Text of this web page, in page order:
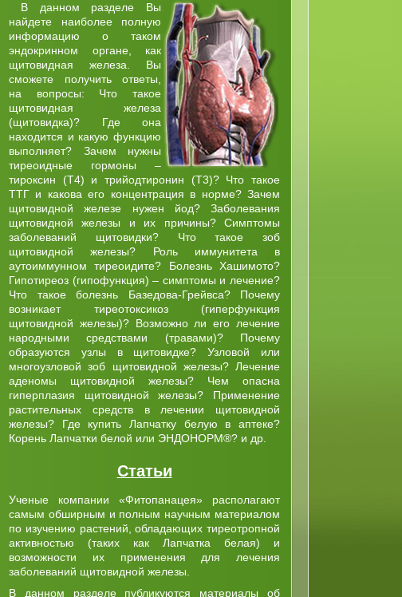
В данном разделе Вы
найдете наиболее полную
информацию о таком
эндокринном органе, как
щитовидная железа. Вы
сможете получить ответы,
на вопросы: Что такое
щитовидная железа
(щитовидка)? Где она
находится и какую функцию
выполняет? Зачем нужны
тиреоидные гормоны –
тироксин (Т4) и трийодтиронин (Т3)? Что такое
ТТГ и какова его концентрация в норме? Зачем
щитовидной железе нужен йод? Заболевания
щитовидной железы и их причины? Симптомы
заболеваний щитовидки? Что такое зоб
щитовидной железы? Роль иммунитета в
аутоиммунном тиреоидите? Болезнь Хашимото?
Гипотиреоз (гипофункция) – симптомы и лечение?
Что такое болезнь Базедова-Грейвса? Почему
возникает тиреотоксикоз (гиперфункция
щитовидной железы)? Возможно ли его лечение
народными средствами (травами)? Почему
образуются узлы в щитовидке? Узловой или
многоузловой зоб щитовидной железы? Лечение
аденомы щитовидной железы? Чем опасна
гиперплазия щитовидной железы? Применение
растительных средств в лечении щитовидной
железы? Где купить Лапчатку белую в аптеке?
Корень Лапчатки белой или ЭНДОНОРМ®? и др.
Статьи
Ученые компании «Фитопанацея» располагают
самым обширным и полным научным материалом
по изучению растений, обладающих тиреотропной
активностью (таких как Лапчатка белая) и
возможности их применения для лечения
заболеваний щитовидной железы.
В данном разделе публикуются материалы об